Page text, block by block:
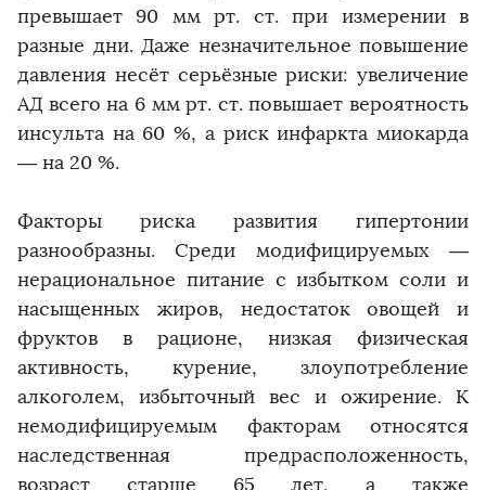
превышает 90 мм рт. ст. при измерении в
разные дни. Даже незначительное повышение
давления несёт серьёзные риски: увеличение
АД всего на 6 мм рт. ст. повышает вероятность
инсульта на 60 %, а риск инфаркта миокарда
— на 20 %.
Факторы риска развития гипертонии
разнообразны. Среди модифицируемых —
нерациональное питание с избытком соли и
насыщенных жиров, недостаток овощей и
фруктов в рационе, низкая физическая
активность, курение, злоупотребление
алкоголем, избыточный вес и ожирение. К
немодифицируемым факторам относятся
наследственная предрасположенность,
возраст старше 65 лет, а также